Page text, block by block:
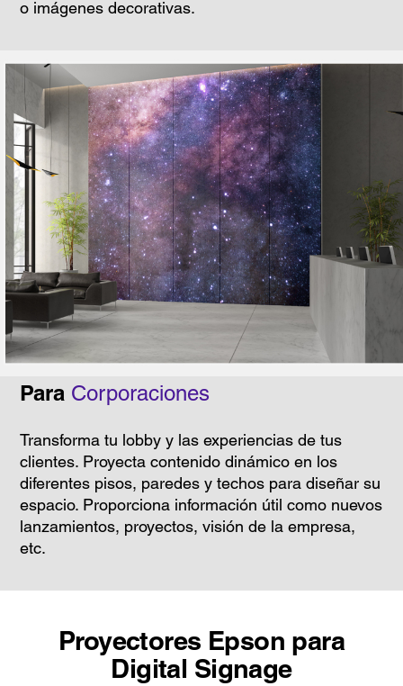
o imágenes decorativas.
Para Corporaciones
Transforma tu lobby y las experiencias de tus
clientes. Proyecta contenido dinámico en los
diferentes pisos, paredes y techos para diseñar su
espacio. Proporciona información útil como nuevos
lanzamientos, proyectos, visión de la empresa,
etc.
Proyectores Epson para
Digital Signage